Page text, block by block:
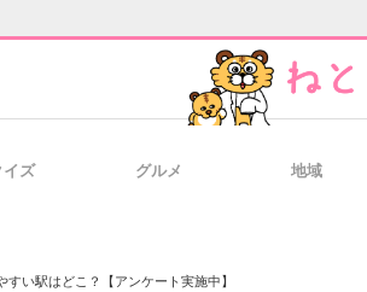
イズ グルメ 地域
すい駅はどこ？【アンケート実施中】